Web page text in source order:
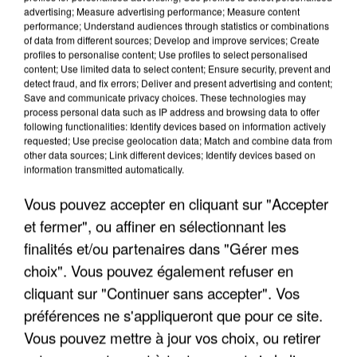
UN SECOND CADRE DE LA DZ MAFIA
INTERPELLÉ EN ALGÉRIE
advertising; Measure advertising performance; Measure content
performance; Understand audiences through statistics or combinations
of data from different sources; Develop and improve services; Create
profiles to personalise content; Use profiles to select personalised
content; Use limited data to select content; Ensure security, prevent and
detect fraud, and fix errors; Deliver and present advertising and content;
Save and communicate privacy choices. These technologies may
process personal data such as IP address and browsing data to offer
following functionalities: Identify devices based on information actively
requested; Use precise geolocation data; Match and combine data from
other data sources; Link different devices; Identify devices based on
information transmitted automatically.
Vous pouvez accepter en cliquant sur "Accepter
et fermer", ou affiner en sélectionnant les
finalités et/ou partenaires dans "Gérer mes
choix". Vous pouvez également refuser en
cliquant sur "Continuer sans accepter". Vos
préférences ne s'appliqueront que pour ce site.
Vous pouvez mettre à jour vos choix, ou retirer